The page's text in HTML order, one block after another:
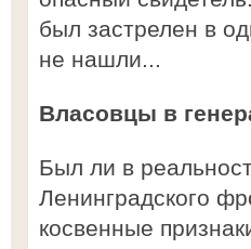
был застрелен в
не нашли...
Власовцы в
Был ли в
Ленинградского
косвенные